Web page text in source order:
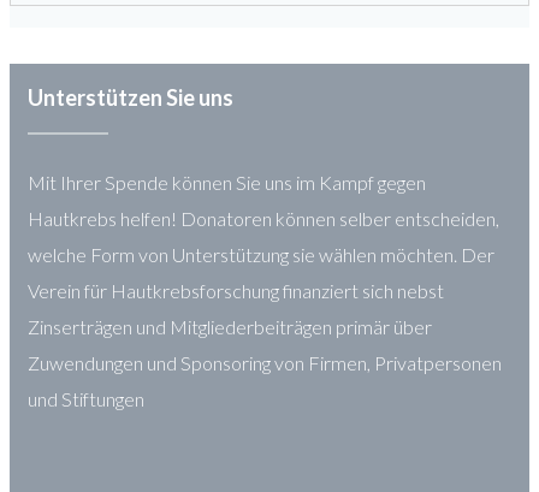
Unterstützen Sie uns
Mit Ihrer Spende können Sie uns im Kampf gegen
Hautkrebs helfen! Donatoren können selber entscheiden,
welche Form von Unterstützung sie wählen möchten. Der
Verein für Hautkrebsforschung finanziert sich nebst
Zinserträgen und Mitgliederbeiträgen primär über
Zuwendungen und Sponsoring von Firmen, Privatpersonen
und Stiftungen